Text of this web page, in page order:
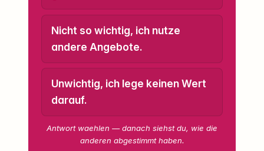
Nicht so wichtig, ich nutze
andere Angebote.
Unwichtig, ich lege keinen Wert
darauf.
Antwort waehlen — danach siehst du, wie die
anderen abgestimmt haben.